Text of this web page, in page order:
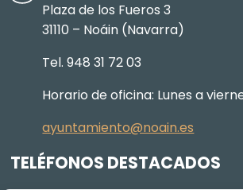
Plaza de los Fueros 3
31110 – Noáin (Navarra)
Tel. 948 31 72 03
Horario de oficina: Lunes a
ayuntamiento@noain.es
TELÉFONOS DESTACADOS